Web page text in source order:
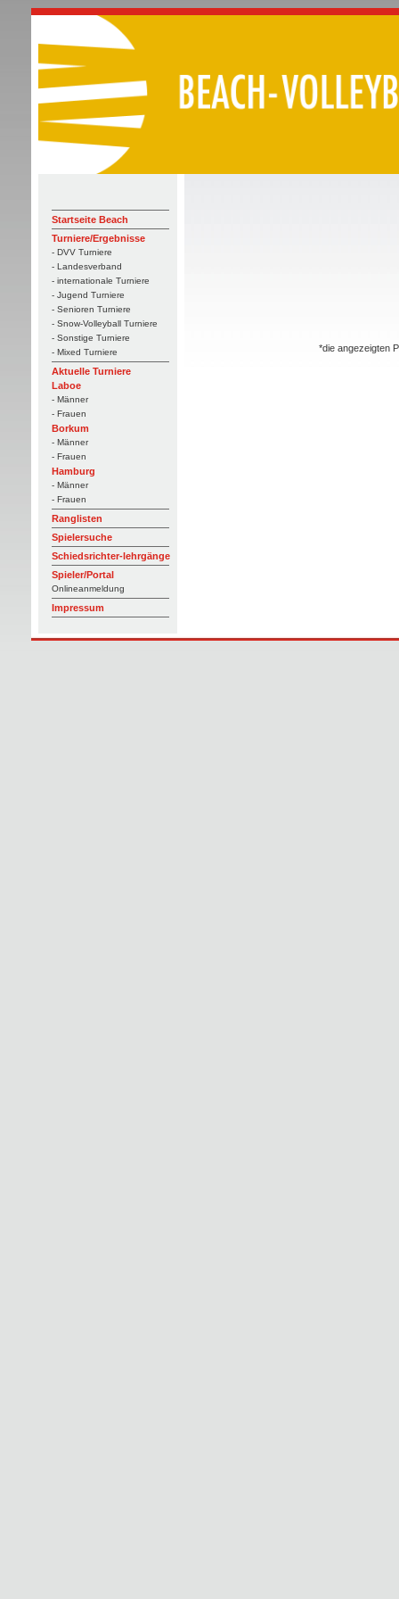
Startseite Beach
Turniere/Ergebnisse
- DVV Turniere
- Landesverband
- internationale Turniere
- Jugend Turniere
- Senioren Turniere
- Snow-Volleyball Turniere
- Sonstige Turniere
- Mixed Turniere
Aktuelle Turniere
Laboe
- Männer
- Frauen
Borkum
- Männer
- Frauen
Hamburg
- Männer
- Frauen
Ranglisten
Spielersuche
Schiedsrichter-lehrgänge
Spieler/Portal
Onlineanmeldung
Impressum
*die angezeigten